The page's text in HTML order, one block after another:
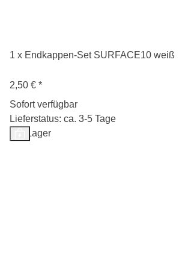
1 x Endkappen-Set SURFACE10 weiß
2,50 € *
Sofort verfügbar
Lieferstatus: ca. 3-5 Tage
Auf Lager